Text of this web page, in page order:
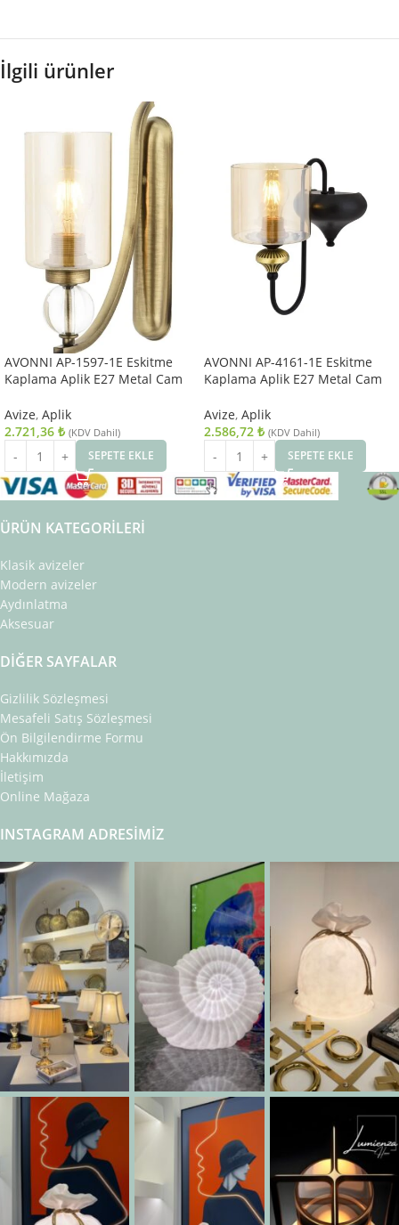
İlgili ürünler
AVONNI AP-1597-1E Eskitme
Kaplama Aplik E27 Metal Cam
Avize, Aplik
2.721,36 ₺ (KDV Dahil)
SEPETE EKLE
AVONNI AP-4161-1E Eskitme
Kaplama Aplik E27 Metal Cam
Avize, Aplik
2.586,72 ₺ (KDV Dahil)
SEPETE EKLE
ÜRÜN KATEGORILERI
Klasik avizeler
Modern avizeler
Aydınlatma
Aksesuar
DIĞER SAYFALAR
Gizlilik Sözleşmesi
Mesafeli Satış Sözleşmesi
Ön Bilgilendirme Formu
Hakkımızda
İletişim
Online Mağaza
INSTAGRAM ADRESIMIZ